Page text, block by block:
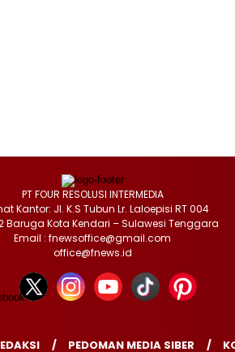
PT FOUR RESOLUSI INTERMEDIA
Kantor: Jl. K.S Tubun Lr. Laloepisi RT 004
Baruga Kota Kendari – Sulawesi Tenggara
Email : fnewsoffice@gmail.com
office@fnews.id
PEDOMAN MEDIA SIBER